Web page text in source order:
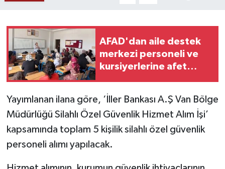
AFAD'dan aile destek
merkezi personeli ve
kursiyerlerine afet
Yayımlanan ilana göre, ‘İller Bankası A.Ş Van Bölge
Müdürlüğü Silahlı Özel Güvenlik Hizmet Alım İşi’
kapsamında toplam 5 kişilik silahlı özel güvenlik
personeli alımı yapılacak.